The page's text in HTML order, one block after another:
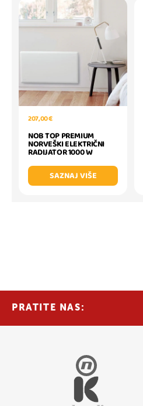
207,00 €
NOB TOP PREMIUM
NORVEŠKI ELEKTRIČNI
RADIJATOR 1000 W
SAZNAJ VIŠE
PRATITE NAS: